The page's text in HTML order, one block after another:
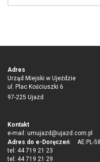
Adres
Urząd Miejski w Ujeździe
ul. Plac Kościuszki 6
97-225 Ujazd
Kontakt
e-mail: umujazd@ujazd.com.pl
Adres do e-Doręczeń: AE:PL-
tel: 44 719 21 23
tel: 44 719 21 29